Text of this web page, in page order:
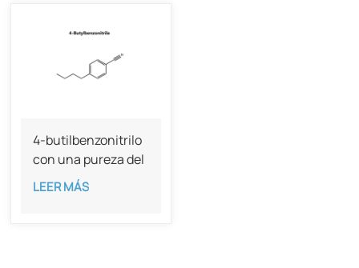
4-butilbenzonitrilo
con una pureza del
98%, CAS 20651-
73-4
LEER MÁS